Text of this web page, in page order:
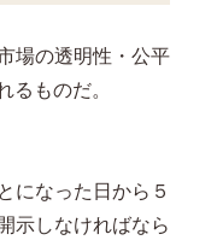
場の透明性・公平
るものだ。
になった日から５
示しなければなら